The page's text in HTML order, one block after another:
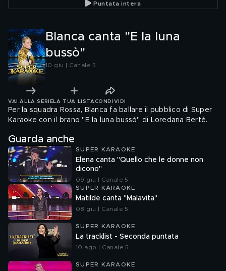
Puntata intera
Blanca canta "E la luna
bussò"
10 giu | Canale 5
VAI ALLA SERIE LA TUA LISTA CONDIVIDI
Per la squadra Rossa, Blanca fa ballare il pubblico di Super
Karaoke con il brano "E la luna bussò" di Loredana Bertè.
Guarda anche
SUPER KARAOKE
Elena canta "Quello che le donne non
dicono"
09 giu | Canale 5
SUPER KARAOKE
Matilde canta "Malavita"
08 giu | Canale 5
SUPER KARAOKE
La tracklist - Seconda puntata
10 ago | Canale 5
SUPER KARAOKE